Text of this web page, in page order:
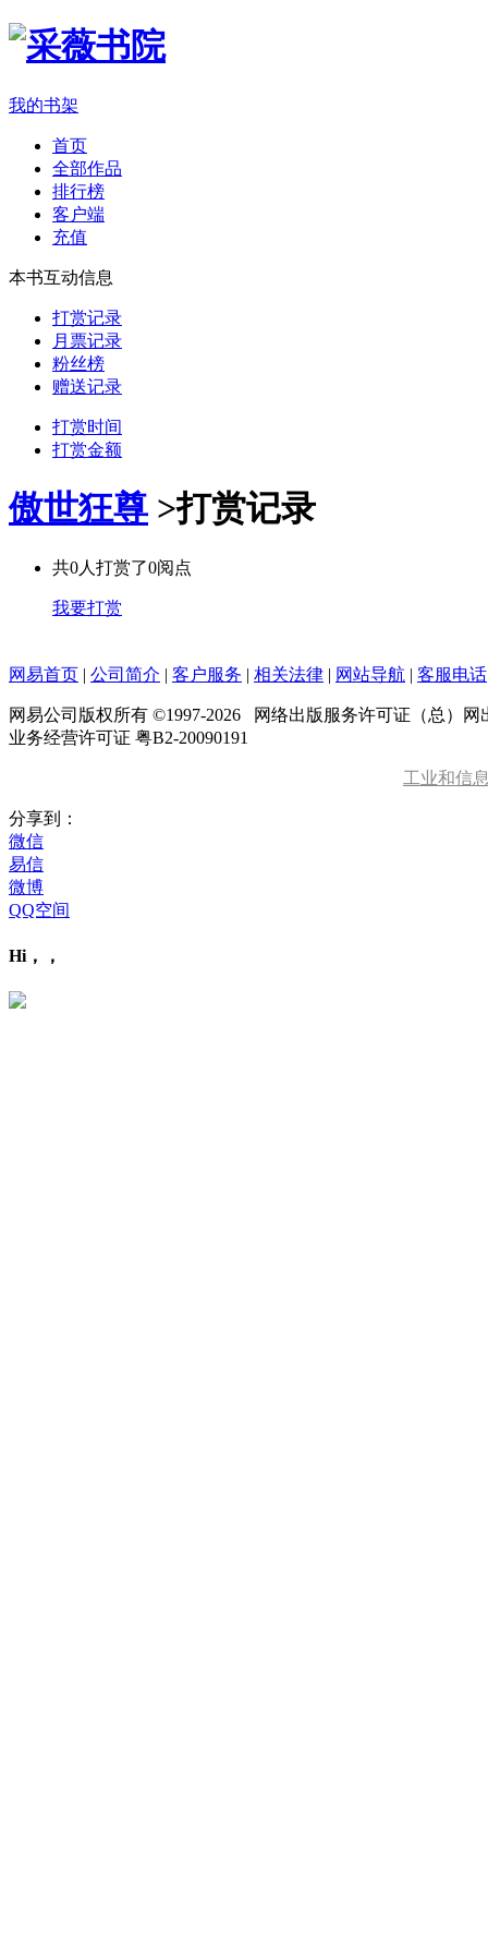
我的书架
首页
全部作品
排行榜
客户端
充值
本书互动信息
打赏记录
月票记录
粉丝榜
赠送记录
打赏时间
打赏金额
傲世狂尊 >打赏记录
共0人打赏了0阅点
我要打赏
网易首页 | 公司简介 | 客户服务 | 相关法律 | 网站导航 | 客服电话
网易公司版权所有 ©1997-2026 网络出版服务许可证（总）网
业务经营许可证 粤B2-20090191
工业和信
分享到：
微信
易信
微博
QQ空间
Hi，，